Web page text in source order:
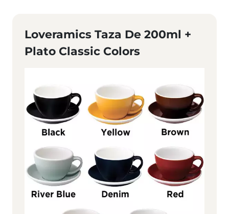
Loveramics Taza De 200ml +
Plato Classic Colors